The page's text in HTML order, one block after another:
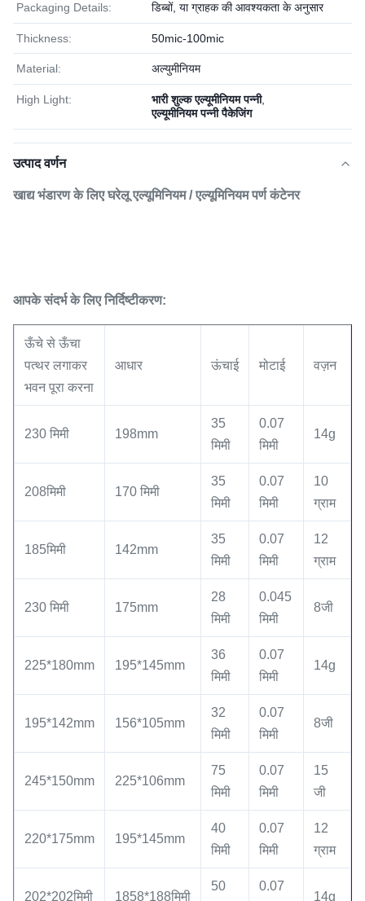
Packaging Details: डिब्बों, या ग्राहक की आवश्यकता के अनुसार
Thickness: 50mic-100mic
Material: अल्युमीनियम
High Light: भारी शुल्क एल्यूमीनियम पन्नी,
एल्यूमीनियम पन्नी पैकेजिंग
उत्पाद वर्णन
खाद्य भंडारण के लिए घरेलू एल्यूमिनियम / एल्यूमिनियम पर्ण कंटेनर
आपके संदर्भ के लिए निर्दिष्टीकरण:
ऊँचे से ऊँचा
पत्थर लगाकर
भवन पूरा करना
आधार ऊंचाई मोटाई वज़न
230 मिमी 198mm
35
मिमी
0.07
मिमी
14g
208मिमी 170 मिमी
35
मिमी
0.07
मिमी
10
ग्राम
185मिमी 142mm
35
मिमी
0.07
मिमी
12
ग्राम
230 मिमी 175mm
28
मिमी
0.045
मिमी
8जी
225*180mm 195*145mm
36
मिमी
0.07
मिमी
14g
195*142mm 156*105mm
32
मिमी
0.07
मिमी
8जी
245*150mm 225*106mm
75
मिमी
0.07
मिमी
15
जी
220*175mm 195*145mm
40
मिमी
0.07
मिमी
12
ग्राम
202*202मिमी 1858*188मिमी
50 0.07
14g